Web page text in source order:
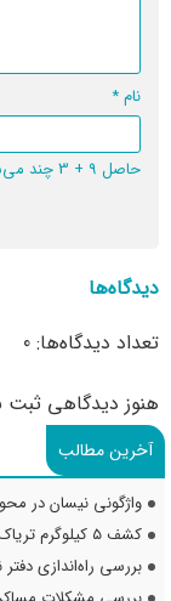
نام*
حاصل 9 + 3 چند می‌شود؟
دیدگاه‌ها
تعداد دیدگاه‌ها: 0
هنوز دیدگاهی
آخرین مطالب
واژگونی نیسان در
کشف ۵ کیلوگرم تریاک از دو زن در میانه
بررسی راه‌اندازی